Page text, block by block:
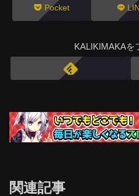
Pocket
KALIKIMAKAを
関連記事